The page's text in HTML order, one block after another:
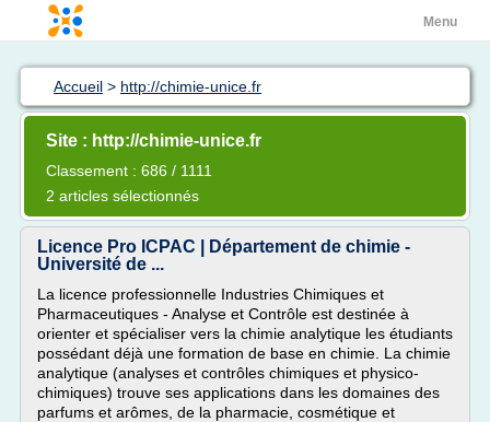
Menu
Accueil > http://chimie-unice.fr
Site : http://chimie-unice.fr
Classement : 686 / 1111
2 articles sélectionnés
Licence Pro ICPAC | Département de chimie -
Université de ...
La licence professionnelle Industries Chimiques et
Pharmaceutiques - Analyse et Contrôle est destinée à
orienter et spécialiser vers la chimie analytique les étudiants
possédant déjà une formation de base en chimie. La chimie
analytique (analyses et contrôles chimiques et physico-
chimiques) trouve ses applications dans les domaines des
parfums et arômes, de la pharmacie, cosmétique et